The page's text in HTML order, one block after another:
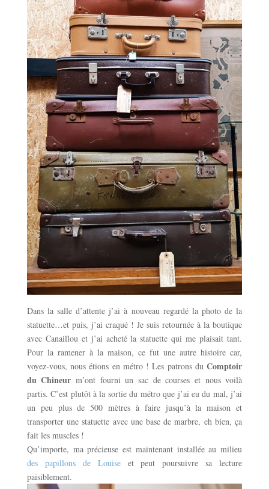
Dans la salle d’attente j’ai à nouveau regardé la photo de la
statuette…et puis, j’ai craqué ! Je suis retournée à la boutique
avec Canaillou et j’ai acheté la statuette qui me plaisait tant.
Pour la ramener à la maison, ce fut une autre histoire car,
voyez-vous, nous étions en métro ! Les patrons duComptoir
du Chineur m’ont fourni un sac de courses et nous voilà
partis. C’est plutôt à la sortie du métro que j’ai eu du mal, j’ai
un peu plus de 500 mètres à faire jusqu’à la maison et
transporter une statuette avec une base de marbre, eh bien, ça
fait les muscles !
Qu’importe, ma précieuse est maintenant installée au milieu
des papillons de Louiseet peut poursuivre sa lecture
paisiblement.